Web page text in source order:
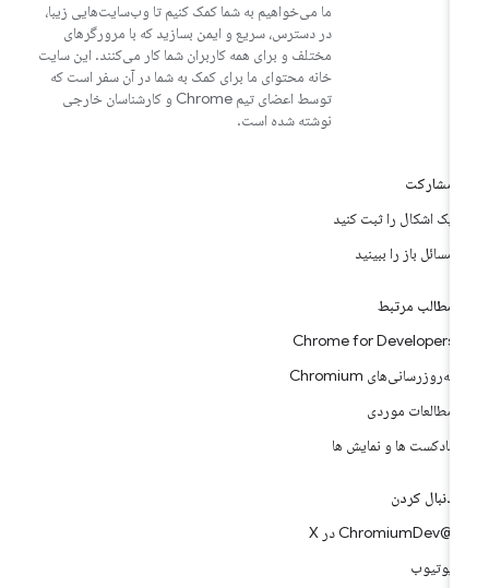
ما می‌خواهیم به شما کمک کنیم تا وب‌سایت‌هایی زیبا،
در دسترس، سریع و ایمن بسازید که با مرورگرهای
مختلف و برای همه کاربران شما کار می‌کنند. این سایت
خانه محتوای ما برای کمک به شما در آن سفر است که
توسط اعضای تیم Chrome و کارشناسان خارجی
نوشته شده است.
مشارکت
یک اشکال را ثبت کنید
مسائل باز را ببینید
مطالب مرتبط
Chrome for Developers
به‌روزرسانی‌های Chromium
مطالعات موردی
پادکست ها و نمایش ها
دنبال کردن
یوتیوب